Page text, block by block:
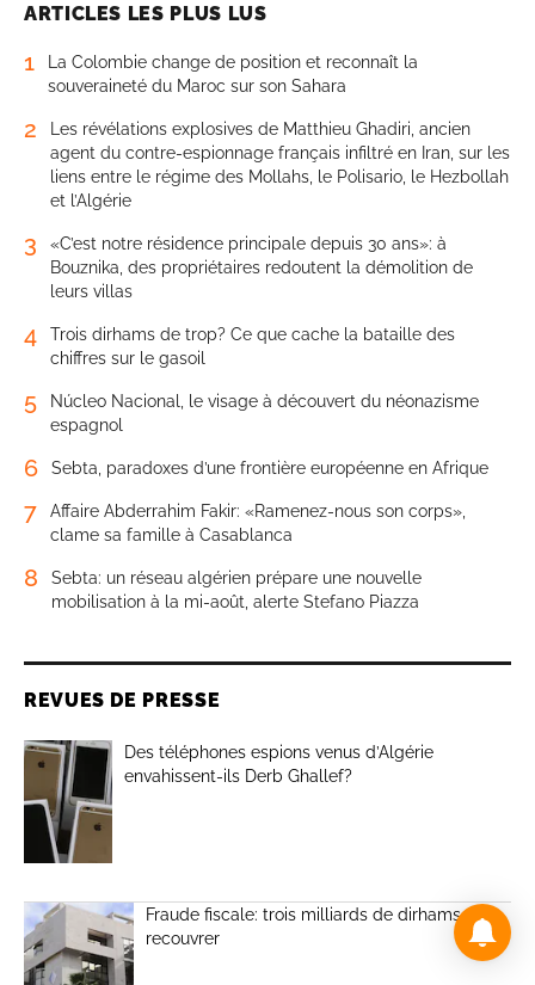
ARTICLES LES PLUS LUS
1
La Colombie change de position et reconnaît la
souveraineté du Maroc sur son Sahara
2
Les révélations explosives de Matthieu Ghadiri, ancien
agent du contre-espionnage français infiltré en Iran, sur les
liens entre le régime des Mollahs, le Polisario, le Hezbollah
et l’Algérie
3
«C’est notre résidence principale depuis 30 ans»: à
Bouznika, des propriétaires redoutent la démolition de
leurs villas
4
Trois dirhams de trop? Ce que cache la bataille des
chiffres sur le gasoil
5
Núcleo Nacional, le visage à découvert du néonazisme
espagnol
6 Sebta, paradoxes d’une frontière européenne en Afrique
7
Affaire Abderrahim Fakir: «Ramenez-nous son corps»,
clame sa famille à Casablanca
8
Sebta: un réseau algérien prépare une nouvelle
mobilisation à la mi-août, alerte Stefano Piazza
REVUES DE PRESSE
Des téléphones espions venus d’Algérie
envahissent-ils Derb Ghallef?
Fraude fiscale: trois milliards de dirhams à
recouvrer